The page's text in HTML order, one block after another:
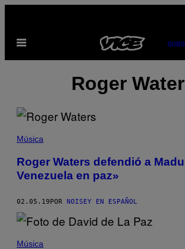
contenido
Abrir
Roger
Música
Roger Waters defendió a
Venezuela en paz»
02.05.19 POR NOISEY EN ESPAÑOL
Música